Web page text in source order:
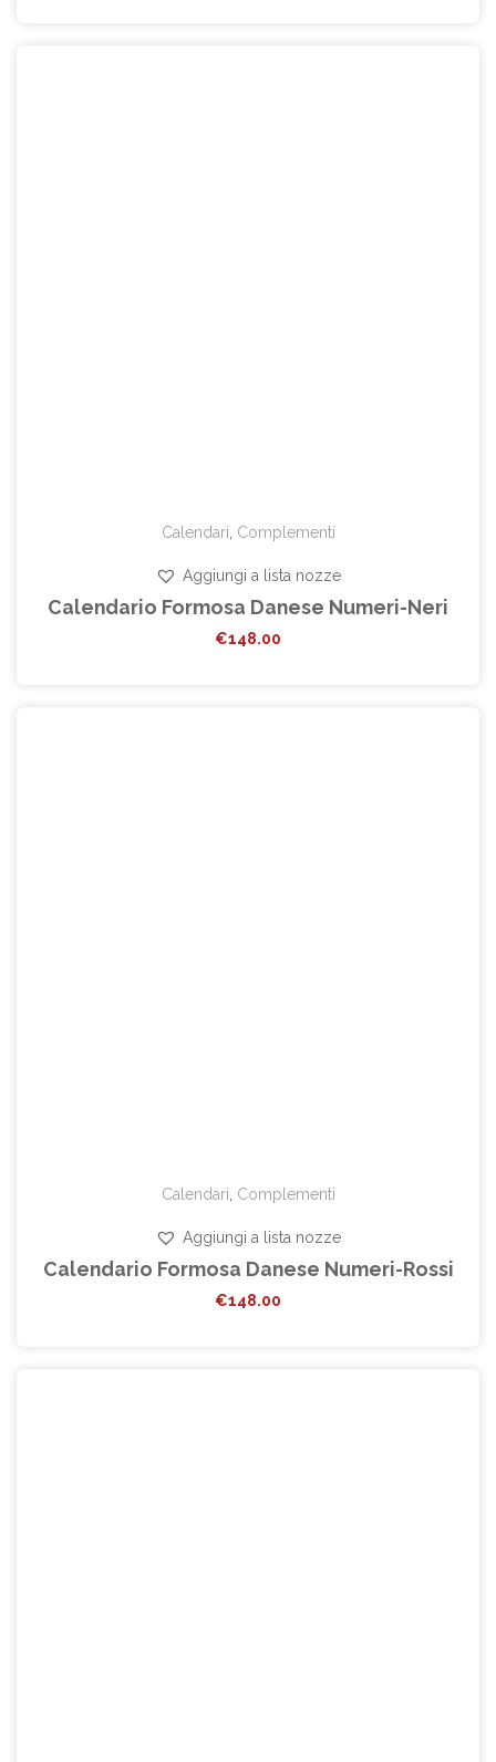
Calendari, Complementi
Aggiungi a lista nozze
Calendario Formosa Danese Numeri-Neri
€148.00
Calendari, Complementi
Aggiungi a lista nozze
Calendario Formosa Danese Numeri-Rossi
€148.00